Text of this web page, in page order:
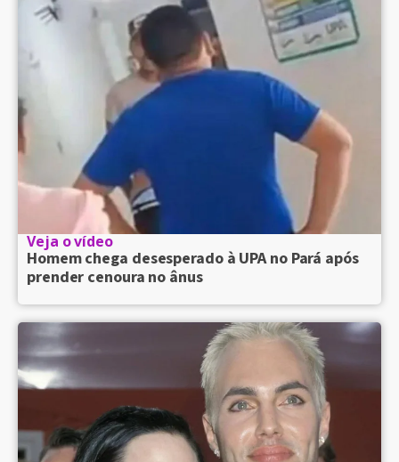
Veja o vídeo
Homem chega desesperado à UPA no Pará após
prender cenoura no ânus